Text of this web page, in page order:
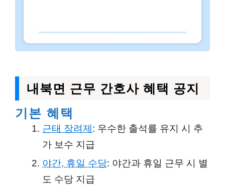
내북면 근무 간호사 혜택 공지
기본 혜택
근태 장려제: 우수한 출석률 유지 시 추
가 보수 지급
야간, 휴일 수당: 야간과 휴일 근무 시 별
도 수당 지급